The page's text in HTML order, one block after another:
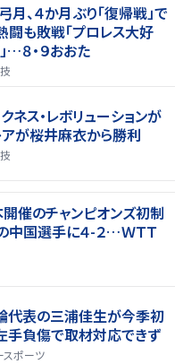
、４か月ぶり「復帰戦」で
闘も敗戦「プロレス大好
８・９おおた
ネス・レボリューションが
が桜井麻衣から勝利
開催のチャンピオンズ初制
国選手に４-２…ＷＴＴ
輪代表の三浦佳生が今季初
負傷で取材対応できず
スポーツ